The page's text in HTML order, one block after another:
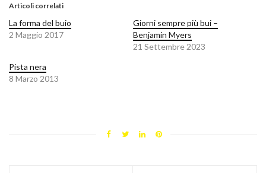
Articoli correlati
La forma del buio
2 Maggio 2017
Giorni sempre più bui –
Benjamin Myers
21 Settembre 2023
Pista nera
8 Marzo 2013